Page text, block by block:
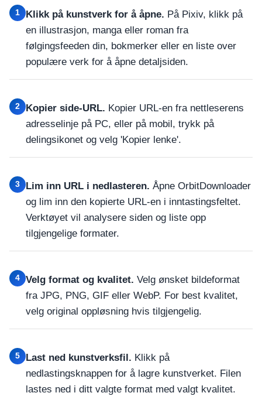
1 Klikk på kunstverk for å åpne. På Pixiv, klikk på
en illustrasjon, manga eller roman fra
følgingsfeeden din, bokmerker eller en liste over
populære verk for å åpne detaljsiden.
2 Kopier side-URL. Kopier URL-en fra nettleserens
adresselinje på PC, eller på mobil, trykk på
delingsikonet og velg 'Kopier lenke'.
3 Lim inn URL i nedlasteren. Åpne OrbitDownloader
og lim inn den kopierte URL-en i inntastingsfeltet.
Verktøyet vil analysere siden og liste opp
tilgjengelige formater.
4 Velg format og kvalitet. Velg ønsket bildeformat
fra JPG, PNG, GIF eller WebP. For best kvalitet,
velg original oppløsning hvis tilgjengelig.
5 Last ned kunstverksfil. Klikk på
nedlastingsknappen for å lagre kunstverket. Filen
lastes ned i ditt valgte format med valgt kvalitet.